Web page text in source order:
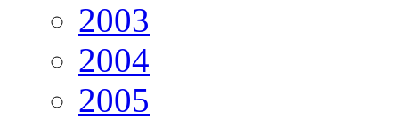
2003
2004
2005